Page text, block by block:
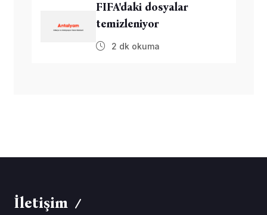
FIFA'daki dosyalar
temizleniyor
2 dk okuma
İletişim